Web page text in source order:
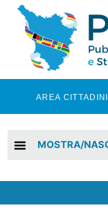
Skip to main content
AREA CITTADINI
MOSTRA/